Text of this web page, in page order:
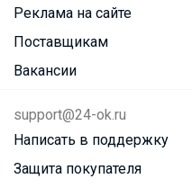
Реклама на сайте
Поставщикам
Вакансии
support@24-ok.ru
Написать в поддержку
Защита покупателя